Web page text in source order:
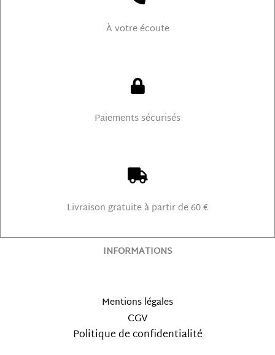
À votre écoute
Paiements sécurisés
Livraison gratuite à partir de 60 €
INFORMATIONS
Mentions légales
CGV
Politique de confidentialité